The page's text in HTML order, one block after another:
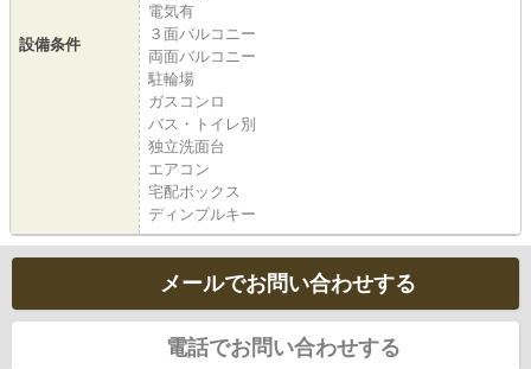
設備条件
電気有
３面バルコニー
両面バルコニー
駐輪場
ガスコンロ
バス・トイレ別
独立洗面台
エアコン
宅配ボックス
ディンプルキー
メールでお問い合わせする
電話でお問い合わせする